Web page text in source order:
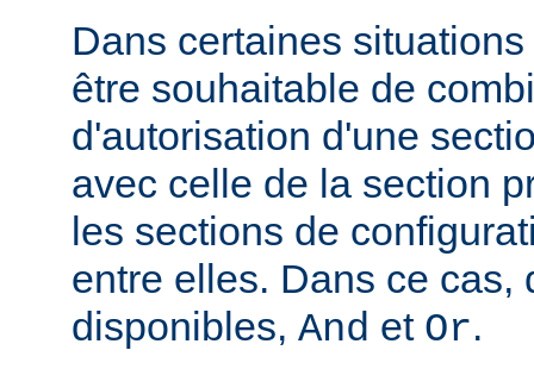
Dans certaines
être souhaitable de
d'autorisation d'une
avec celle de la section
les sections de
entre elles. Dans ce cas,
disponibles, And et Or.